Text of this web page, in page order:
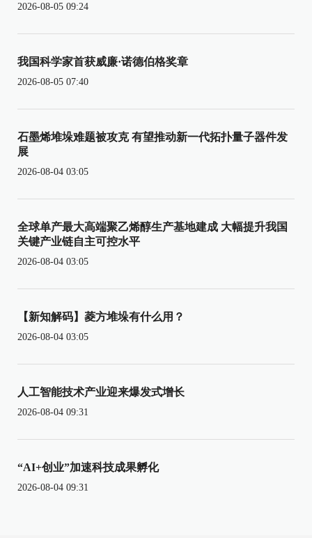
2026-08-05 09:24
我国科学家首获威廉·诺德伯格奖章
2026-08-05 07:40
石墨烯堆垛难题被攻克 有望推动新一代拓扑量子器件发
展
2026-08-04 03:05
全球单产最大高端聚乙烯醇生产基地建成 大幅提升我国
关键产业链自主可控水平
2026-08-04 03:05
【新知解码】菱方堆垛有什么用？
2026-08-04 03:05
人工智能技术产业迎来爆发式增长
2026-08-04 09:31
“AI+创业”加速科技成果孵化
2026-08-04 09:31